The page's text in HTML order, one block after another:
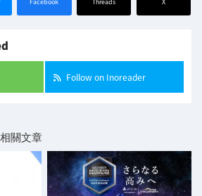
Facebook Threads X
Follow on Inoreader
相關文章